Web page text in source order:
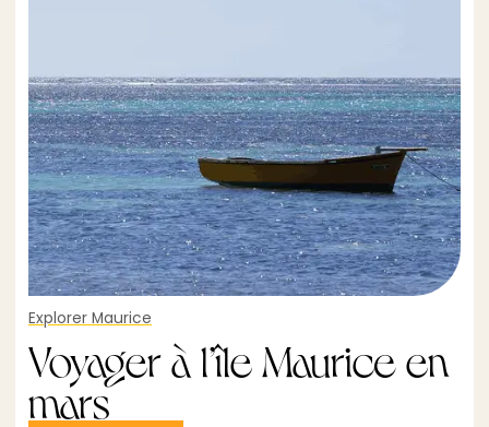
Explorer Maurice
Voyager à l’île Maurice en
mars